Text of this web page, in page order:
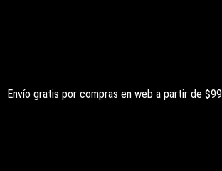
Envío gratis por compras en web a partir de $99